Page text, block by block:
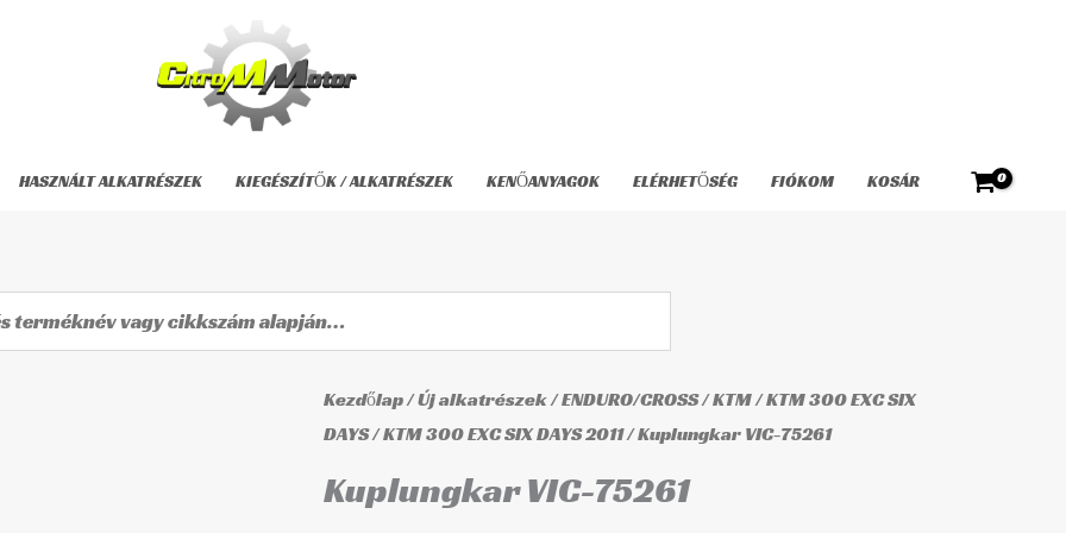
HASZNÁLT ALKATRÉSZEK KIEGÉSZÍTŐK / ALKATRÉSZEK KENŐANYAGOK ELÉRHETŐSÉG FIÓKOM KOSÁR
Kezdőlap/Új alkatrészek/ENDURO/CROSS/KTM/KTM 300 EXC SIX
DAYS/KTM 300 EXC SIX DAYS 2011/ Kuplungkar VIC-75261
Kuplungkar VIC-75261
Kuplungkar
VIC-
mennyiség